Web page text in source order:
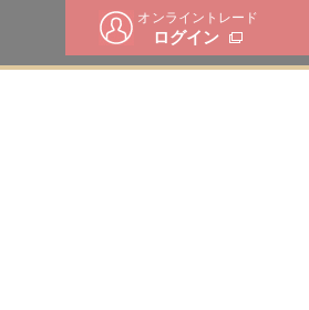
オンライントレード
ログイン